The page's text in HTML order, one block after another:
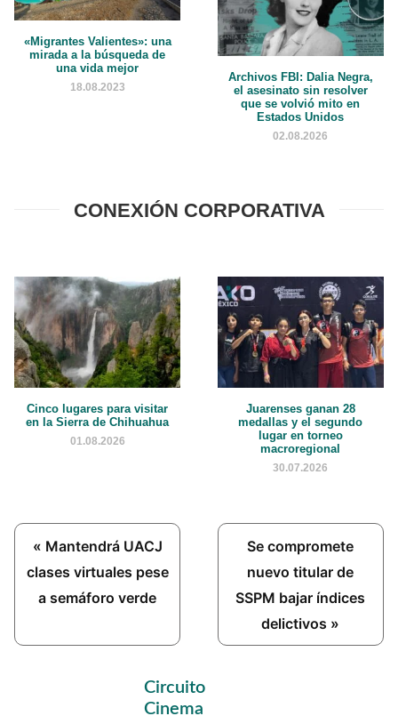
«Migrantes Valientes»: una
mirada a la búsqueda de
una vida mejor
18.08.2023
Archivos FBI: Dalia Negra,
el asesinato sin resolver
que se volvió mito en
Estados Unidos
02.08.2026
CONEXIÓN CORPORATIVA
Cinco lugares para visitar
en la Sierra de Chihuahua
01.08.2026
Juarenses ganan 28
medallas y el segundo
lugar en torneo
macroregional
30.07.2026
Previous
Post:
« Mantendrá UACJ
clases virtuales pese
a semáforo verde
Next
Post:
Se compromete
nuevo titular de
SSPM bajar índices
delictivos »
Primary
Sidebar
Circuito
Cinema